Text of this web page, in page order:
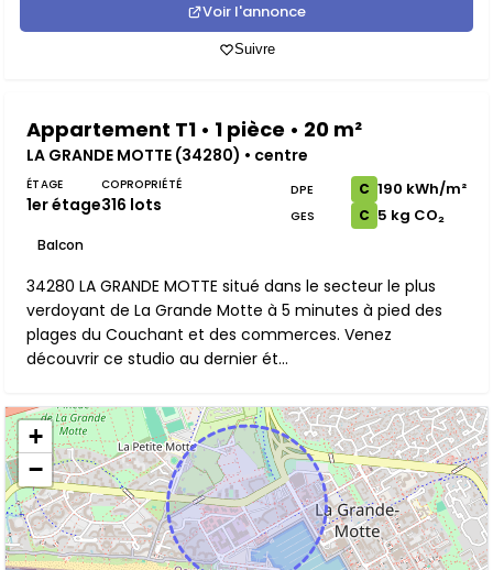
Voir l'annonce
Suivre
Appartement T1 • 1 pièce • 20 m²
LA GRANDE MOTTE (34280) • centre
ÉTAGE
1er étage
COPROPRIÉTÉ
316 lots
Balcon
DPE C 190 kWh/m²
GES C 5 kg CO₂
34280 LA GRANDE MOTTE situé dans le secteur le plus
verdoyant de La Grande Motte à 5 minutes à pied des
plages du Couchant et des commerces. Venez
découvrir ce studio au dernier ét...
+
−